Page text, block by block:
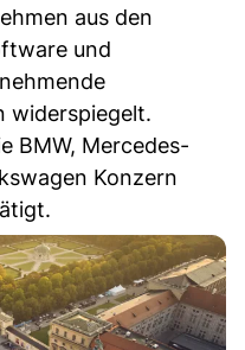
aus den
und
widerspiegelt.
BMW, Mercedes-
Konzern